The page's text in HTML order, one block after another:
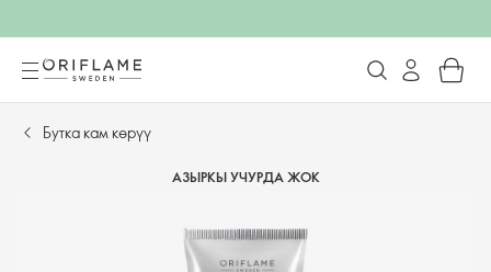
Бутка кам көрүү
АЗЫРКЫ УЧУРДА ЖОК